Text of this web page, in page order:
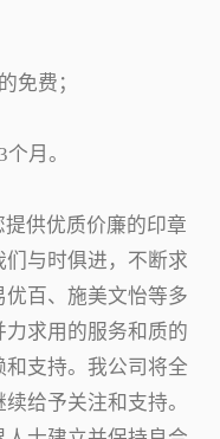
免费；
月。
供优质价廉的印章
与时俱进，不断求
百、施美文怡等多
求用的服务和质的
支持。我公司将全
给予关注和支持。